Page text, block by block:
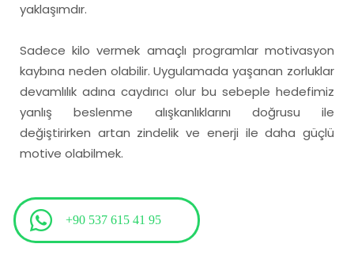
yaklaşımdır.
Sadece kilo vermek amaçlı programlar motivasyon
kaybına neden olabilir. Uygulamada yaşanan zorluklar
devamlılık adına caydırıcı olur bu sebeple hedefimiz
yanlış beslenme alışkanlıklarını doğrusu ile
değiştirirken artan zindelik ve enerji ile daha güçlü
motive olabilmek.
+90 537 615 41 95